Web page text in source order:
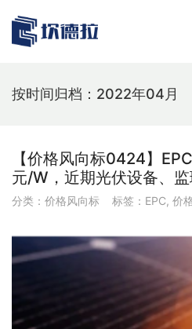
按时间归档：2022年04月
【价格风向标0424】
元/W，近期光伏设备、
分类： 价格风向标 标签： EPC, 价